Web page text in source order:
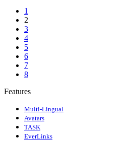
1
2
3
4
5
6
7
8
Features
Multi-Lingual
Avatars
TASK
EverLinks